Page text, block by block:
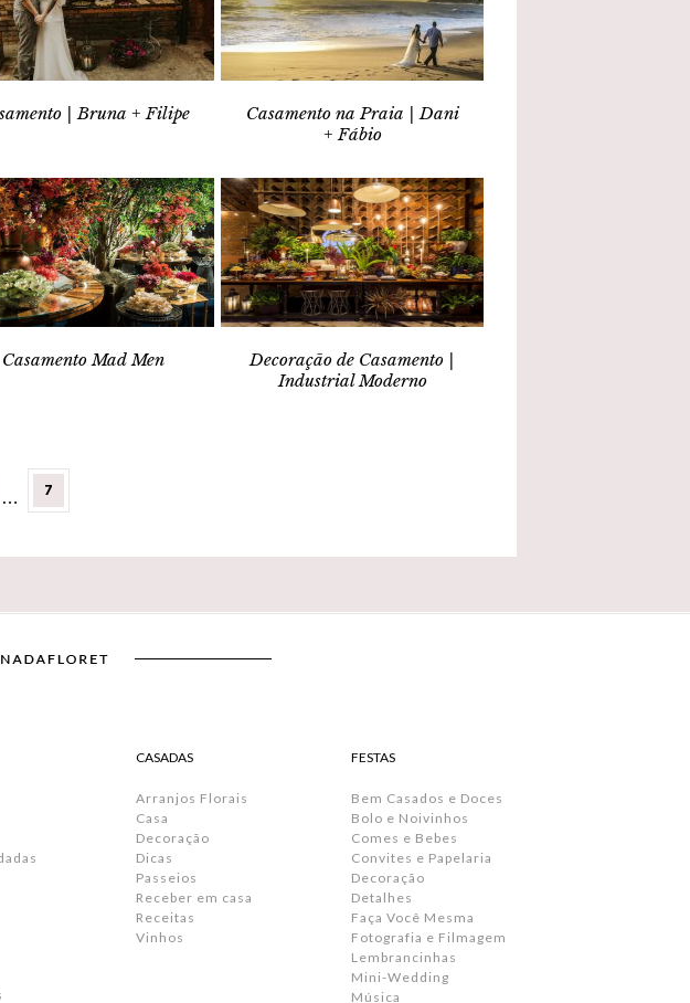
| Bruna + Filipe
Casamento na Praia | Dani
+ Fábio
Casamento Mad Men
Decoração de Casamento |
Industrial Moderno
… 7
CASADAS
Arranjos Florais
Casa
Decoração
Dicas
Passeios
Receber em casa
Receitas
Vinhos
FESTAS
Bem Casados e Doces
Bolo e Noivinhos
Comes e Bebes
Convites e Papelaria
Decoração
Detalhes
Faça Você Mesma
Fotografia e Filmagem
Lembrancinhas
Mini-Wedding
Música